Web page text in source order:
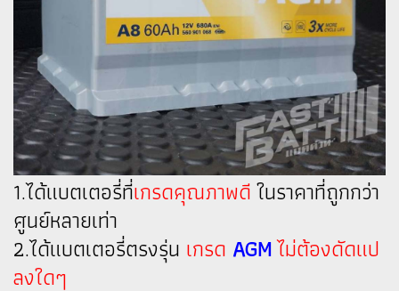
1.ได้แบตเตอรี่ที่เกรดคุณภาพดีในราคาที่ถูกกว่า
ศูนย์หลายเท่า
2.ได้แบตเตอรี่ตรงรุ่น เกรด AGMไม่ต้องดัดแป
ลงใดๆ